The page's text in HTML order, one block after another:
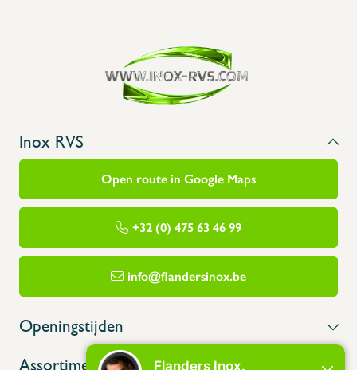
Inox RVS
Open route in Google Maps
+32 (0) 475 63 46 99
info@flandersinox.be
Openingstijden
Assortiment